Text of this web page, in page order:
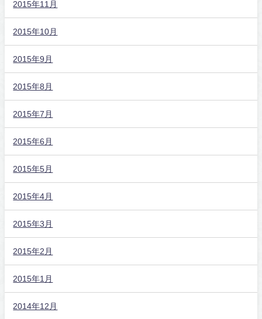
2015年11月
2015年10月
2015年9月
2015年8月
2015年7月
2015年6月
2015年5月
2015年4月
2015年3月
2015年2月
2015年1月
2014年12月